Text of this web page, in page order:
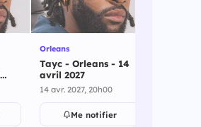
Orleans
Tayc - Orleans - 14
avril 2027
14 avr. 2027, 20h00
Me notifier